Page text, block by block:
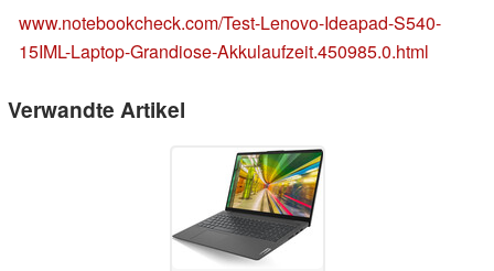
www.notebookcheck.com/Test-Lenovo-Ideapad-S540-
15IML-Laptop-Grandiose-Akkulaufzeit.450985.0.html
Verwandte Artikel